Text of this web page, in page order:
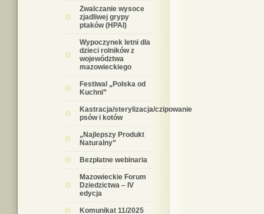
Zwalczanie wysoce
zjadliwej grypy
ptaków (HPAI)
Wypoczynek letni dla
dzieci rolników z
województwa
mazowieckiego
Festiwal „Polska od
Kuchni”
Kastracja/sterylizacja/czipowanie
psów i kotów
„Najlepszy Produkt
Naturalny”
Bezpłatne webinaria
Mazowieckie Forum
Dziedzictwa – IV
edycja
Komunikat 11/2025